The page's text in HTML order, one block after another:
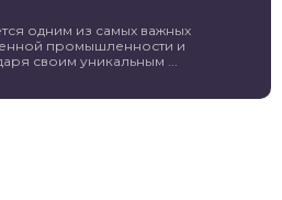
одним из самых важных
промышленности и
своим уникальным ...